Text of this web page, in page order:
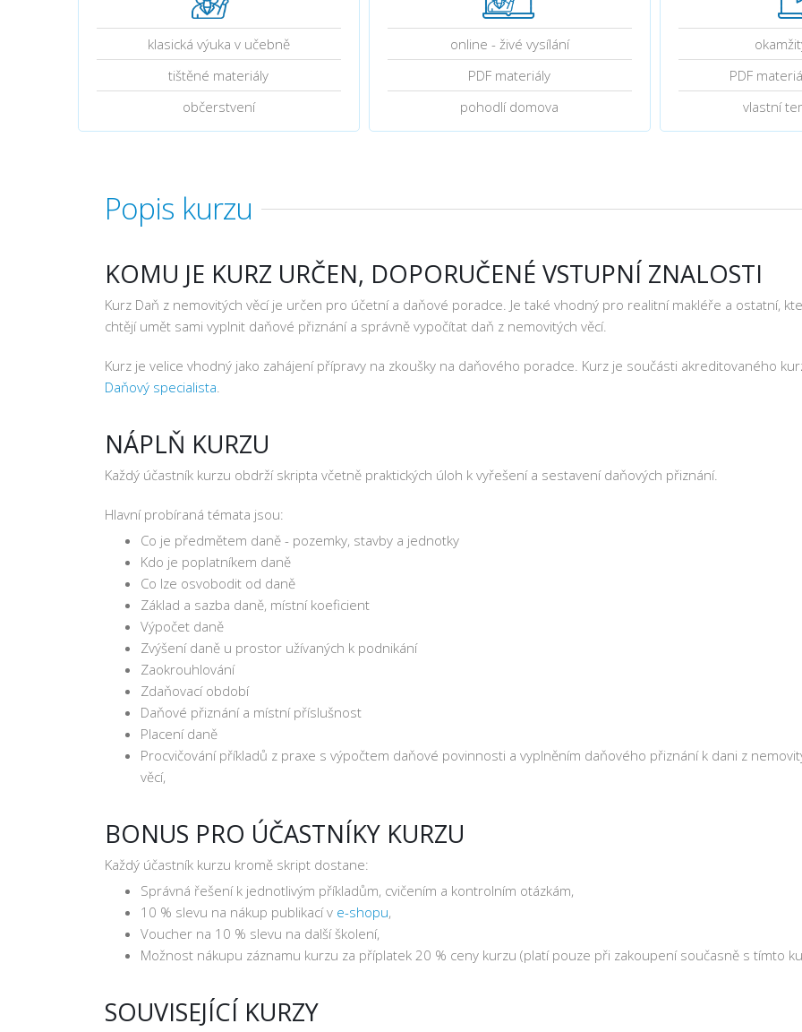
klasická výuka v učebně
tištěné materiály
občerstvení
online - živé vysílání
PDF materiály
pohodlí domova
PDF
vlastní
Popis kurzu
KOMU JE KURZ URČEN, DOPORUČENÉ VSTUPNÍ ZNALOSTI
Kurz Daň z nemovitých věcí je určen pro účetní a daňové poradce. Je také vhodný pro realitní makléře a ostatní,
chtějí umět sami vyplnit daňové přiznání a správně vypočítat daň z nemovitých věcí.
Kurz je velice vhodný jako zahájení přípravy na zkoušky na daňového poradce. Kurz je součásti akreditovaného
Daňový specialista
NÁPLŇ KURZU
Každý účastník kurzu obdrží skripta včetně praktických úloh k vyřešení a sestavení daňových přiznání.
Hlavní probíraná témata jsou:
Co je předmětem daně - pozemky, stavby a jednotky
Kdo je poplatníkem daně
Co lze osvobodit od daně
Základ a sazba daně, místní koeficient
Výpočet daně
Zvýšení daně u prostor užívaných k podnikání
Zaokrouhlování
Zdaňovací období
Daňové přiznání a místní příslušnost
Placení daně
Procvičování příkladů z praxe s výpočtem daňové povinnosti a vyplněním daňového přiznání k dani z
věcí,
BONUS PRO ÚČASTNÍKY KURZU
Každý účastník kurzu kromě skript dostane:
Správná řešení k jednotlivým příkladům, cvičením a kontrolním otázkám,
10 % slevu na nákup publikací v e-shopu,
Voucher na 10 % slevu na další školení,
Možnost nákupu záznamu kurzu za příplatek 20 % ceny kurzu (platí pouze při zakoupení současně s tímto
SOUVISEJÍCÍ KURZY